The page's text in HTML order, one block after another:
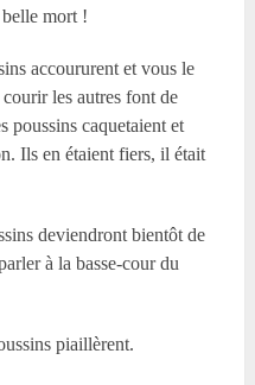
mort !
accoururent et vous le
courir les autres font de
poussins caquetaient et
Ils en étaient fiers, il était
deviendront bientôt de
à la basse-cour du
piaillèrent.